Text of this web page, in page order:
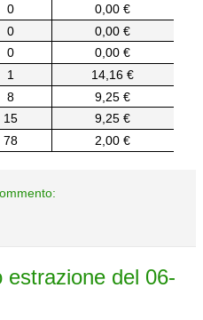
0
0,00 €
0
0,00 €
0
0,00 €
1
14,16 €
8
9,25 €
15
9,25 €
78 2,00 €
del 06-